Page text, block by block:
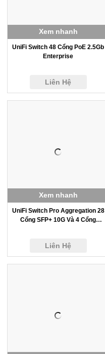
UniFi Switch 48 Cổng PoE 2.5Gb
Enterprise
Liên Hệ
Xem nhanh
UniFi Switch Pro Aggregation 28
Cổng SFP+ 10G Và 4 Cổng
Liên Hệ
Xem nhanh